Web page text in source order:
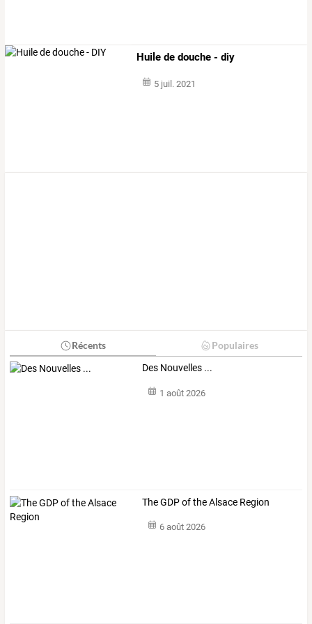
Huile de douche - diy
5 juil. 2021
Récents Populaires
Des Nouvelles ...
1 août 2026
The GDP of the Alsace Region
6 août 2026